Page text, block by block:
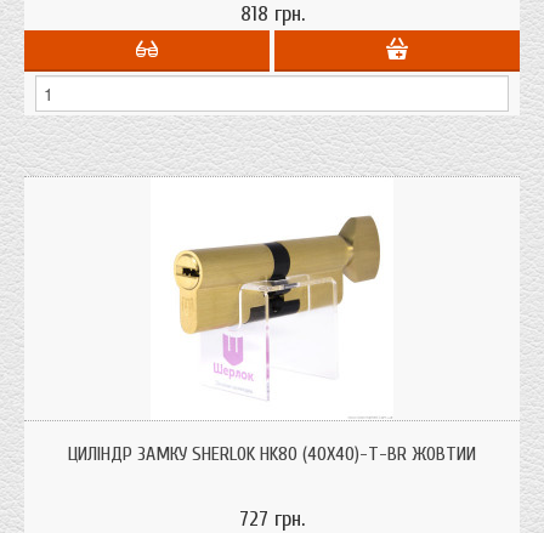
818 грн.
захисту від висвердлювання, від вибивання.
ЦИЛІНДР ЗАМКУ SHERLOK HK80 (40Х40)-Т-BR ЖОВТИЙ
727 грн.